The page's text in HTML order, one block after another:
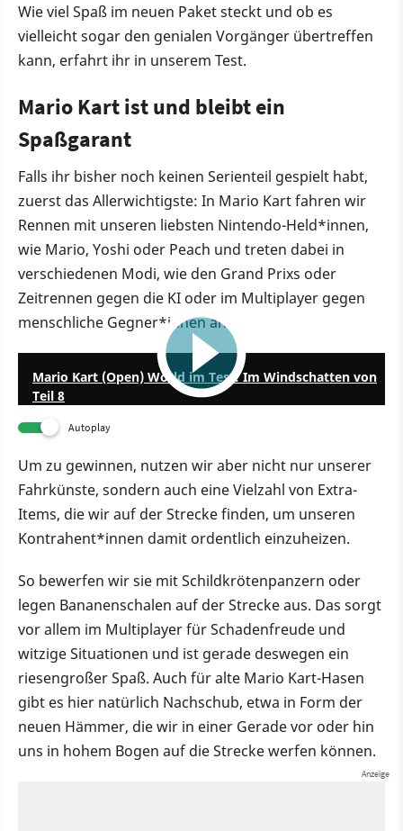
Wie viel Spaß im neuen Paket steckt und ob es
vielleicht sogar den genialen Vorgänger übertreffen
kann, erfahrt ihr in unserem Test.
Mario Kart ist und bleibt ein
Spaßgarant
Falls ihr bisher noch keinen Serienteil gespielt habt,
zuerst das Allerwichtigste: In Mario Kart fahren wir
Rennen mit unseren liebsten Nintendo-Held*innen,
wie Mario, Yoshi oder Peach und treten dabei in
verschiedenen Modi, wie den Grand Prixs oder
Zeitrennen gegen die KI oder im Multiplayer gegen
menschliche Gegner*innen an.
Mario Kart (Open) World im Test: Im Windschatten von
Teil 8
Autoplay
Um zu gewinnen, nutzen wir aber nicht nur unserer
Fahrkünste, sondern auch eine Vielzahl von Extra-
Items, die wir auf der Strecke finden, um unseren
Kontrahent*innen damit ordentlich einzuheizen.
So bewerfen wir sie mit Schildkrötenpanzern oder
legen Bananenschalen auf der Strecke aus. Das sorgt
vor allem im Multiplayer für Schadenfreude und
witzige Situationen und ist gerade deswegen ein
riesengroßer Spaß. Auch für alte Mario Kart-Hasen
gibt es hier natürlich Nachschub, etwa in Form der
neuen Hämmer, die wir in einer Gerade vor oder hin
uns in hohem Bogen auf die Strecke werfen können.